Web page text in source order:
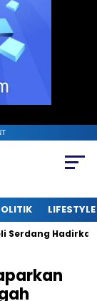
LIFESTYLE
Hadirkan